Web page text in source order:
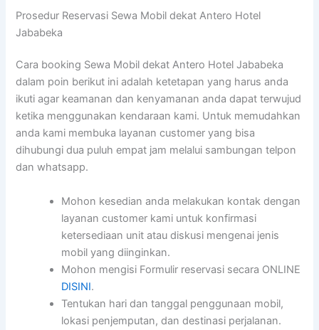
Prosedur Reservasi Sewa Mobil dekat Antero Hotel
Jababeka
Cara booking Sewa Mobil dekat Antero Hotel Jababeka
dalam poin berikut ini adalah ketetapan yang harus anda
ikuti agar keamanan dan kenyamanan anda dapat terwujud
ketika menggunakan kendaraan kami. Untuk memudahkan
anda kami membuka layanan customer yang bisa
dihubungi dua puluh empat jam melalui sambungan telpon
dan whatsapp.
Mohon kesedian anda melakukan kontak dengan
layanan customer kami untuk konfirmasi
ketersediaan unit atau diskusi mengenai jenis
mobil yang diinginkan.
Mohon mengisi Formulir reservasi secara ONLINE
DISINI.
Tentukan hari dan tanggal penggunaan mobil,
lokasi penjemputan, dan destinasi perjalanan.